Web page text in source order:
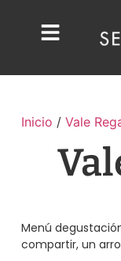
Inicio / Vale
Menú
compartir, un